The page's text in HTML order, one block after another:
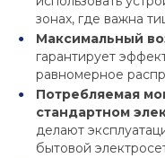
зонах, где важна
Максимальный
гарантирует
равномерное
Потребляемая
стандартном
делают
бытовой